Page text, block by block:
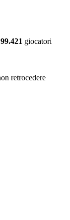
99.421 giocatori
retrocedere